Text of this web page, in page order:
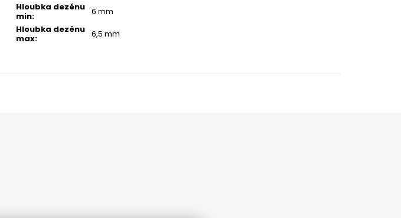
Hloubka dezénu
min:
6 mm
Hloubka dezénu
max: 6,5 mm